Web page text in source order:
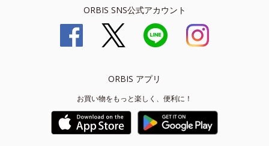
ORBIS SNS公式アカウント
ORBIS アプリ
お買い物をもっと楽しく、便利に！